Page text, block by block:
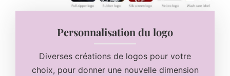
Personnalisation du logo
Diverses créations de logos pour votre
choix, pour donner une nouvelle dimension